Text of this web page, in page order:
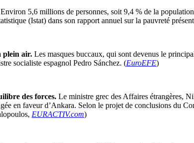
Environ 5,6 millions de personnes, soit 9,4 % de la
(Istat) dans son rapport annuel sur la pauvreté
plein air. Les masques buccaux, qui sont devenus le
socialiste espagnol Pedro Sánchez. (EuroEFE)
des forces. Le ministre grec des Affaires étrangères,
en faveur d’Ankara. Selon le projet de conclusions du
EURACTIV.com)